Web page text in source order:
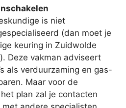
is niet
(dan moet je
keuring in Zuidwolde
Deze vakman adviseert
als verduurzaming en gas-
Maar voor de
plan zal je contacten